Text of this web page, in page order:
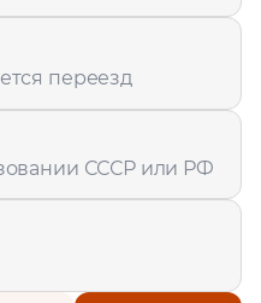
СССР или РФ